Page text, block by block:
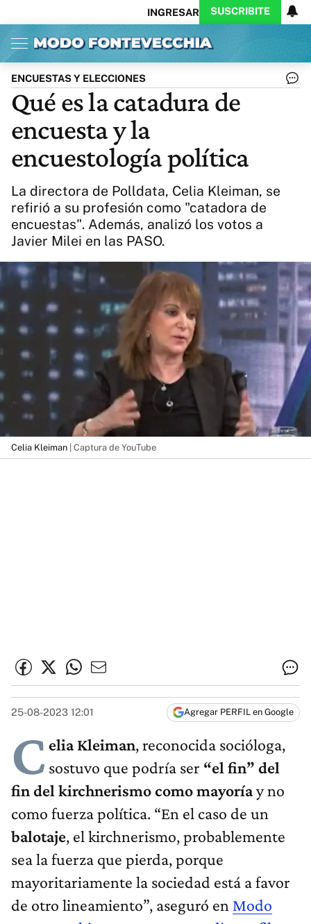
INGRESAR SUSCRIBITE
Inicio Ahora
Opinión
Política
Ciencia
Protagonistas
Cultura
Arte
Educación
Clima
CARAS
Exitoina
Videos
Córdoba
Reperfilar
Business
Noticias
Caras
Exitoina
Gaming
Vivo
Diario del Juicio
Actualidad
ENCUESTAS Y ELECCIONES
Qué es la catadura de
encuesta y la
encuestología política
La directora de Polldata, Celia Kleiman, se
refirió a su profesión como "catadora de
encuestas". Además, analizó los votos a
Javier Milei en las PASO.
Celia Kleiman | Captura de YouTube
25-08-2023 12:01 Agregar PERFIL en Google
C elia Kleiman, reconocida socióloga,
sostuvo que podría ser “el fin” del
fin del kirchnerismo como mayoríay no
como fuerza política. “En el caso de un
balotaje, el kirchnerismo, probablemente
sea la fuerza que pierda, porque
mayoritariamente la sociedad está a favor
de otro lineamiento”, aseguró en Modo